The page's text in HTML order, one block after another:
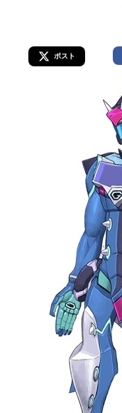
ポスト